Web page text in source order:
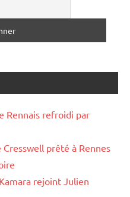
Rennais refroidi par
prêté à Rennes
rejoint Julien